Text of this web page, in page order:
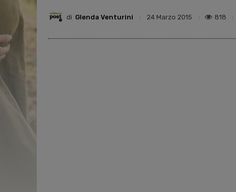
di Glenda Venturini 24 Marzo 2015 818